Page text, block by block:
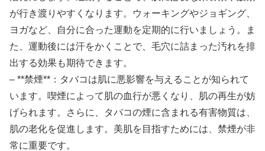
が行き渡りやすくなります。ウォーキングやジョギング、
ヨガなど、自分に合った運動を定期的に行いましょう。ま
た、運動後には汗をかくことで、毛穴に詰まった汚れを排
出する効果も期待できます。
– **禁煙**：タバコは肌に悪影響を与えることが知られて
います。喫煙によって肌の血行が悪くなり、肌の再生が妨
げられます。さらに、タバコの煙に含まれる有害物質は、
肌の老化を促進します。美肌を目指すためには、禁煙が非
常に重要です。